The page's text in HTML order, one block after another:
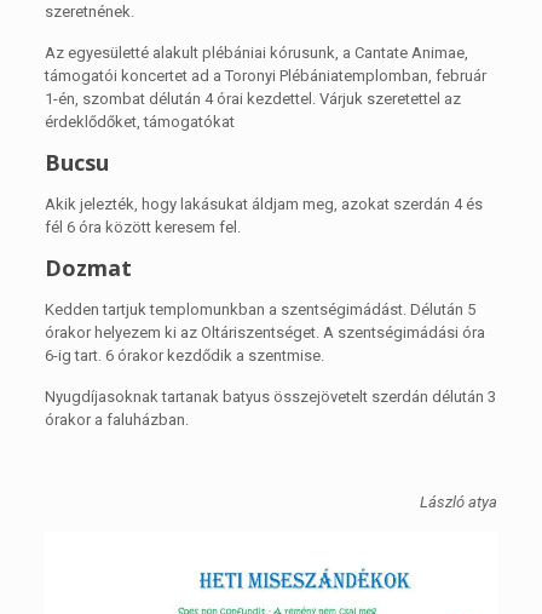
szeretnének.
Az egyesületté alakult plébániai kórusunk, a Cantate Animae,
támogatói koncertet ad a Toronyi Plébániatemplomban, február
1-én, szombat délután 4 órai kezdettel. Várjuk szeretettel az
érdeklődőket, támogatókat
Bucsu
Akik jelezték, hogy lakásukat áldjam meg, azokat szerdán 4 és
fél 6 óra között keresem fel.
Dozmat
Kedden tartjuk templomunkban a szentségimádást. Délután 5
órakor helyezem ki az Oltáriszentséget. A szentségimádási óra
6-ig tart. 6 órakor kezdődik a szentmise.
Nyugdíjasoknak tartanak batyus összejövetelt szerdán délután 3
órakor a faluházban.
László atya